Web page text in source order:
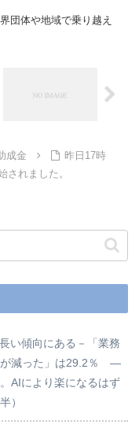
団体や地域で乗り越え
成金
昨日17時
されました。
い傾向にある－「業務
が減った」は29.2％ ―
AIにより楽になるはず
）